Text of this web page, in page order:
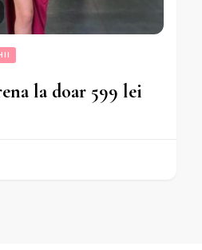
la doar 599 lei